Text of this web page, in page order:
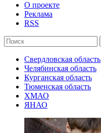
О проекте
Реклама
RSS
Свердловская область
Челябинская область
Курганская область
Тюменская область
ХМАО
ЯНАО